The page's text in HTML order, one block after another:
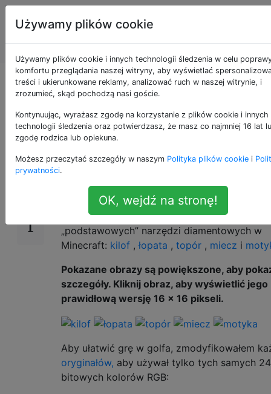
Programowanie
puzzli i Code
Golf
Golf swoje ulubione
narzędzie Minecraft
20 WMinecraftwszystkiedomyślne tekstury
co czyni je idealnymi do
golfa
Poniżej znajdują się uproszczone tekstury
„podstawowych” narzędzi diamentowych w
Minecraft: kilof , łopata , topór , miecz i
Pokazane obrazy są powiększone, aby
szczegóły. Kliknij obraz, aby wyświetlić jego
prawidłową wersję 16 × 16 pikseli.
Aby ułatwić grę w golfa, zmodyfikowałem
oryginałów, aby używał tylko tych samych
bitowych kolorów RGB:
Używamy plików cookie
Używamy plików cookie i innych technologii śledzenia w celu
komfortu przeglądania naszej witryny, aby wyświetlać
treści i ukierunkowane reklamy, analizować ruch w naszej witrynie, i
zrozumieć, skąd pochodzą nasi goście.
Kontynuując, wyrażasz zgodę na korzystanie z plików cookie i innych
technologii śledzenia oraz potwierdzasz, że masz co najmniej 16 lat
zgodę rodzica lub opiekuna.
Możesz przeczytać szczegóły w naszym Polityka plików cookie i
prywatności.
OK, wejdź na stronę!